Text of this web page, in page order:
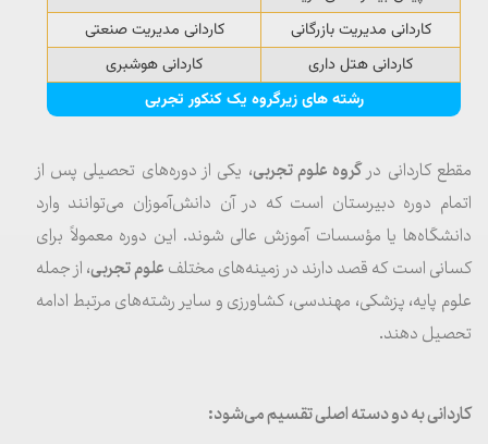
رشته های زیرگروه یک کنکور تجربی
کاردانی مدیریت بازرگانی
کاردانی مدیریت صنعتی
کاردانی هتل داری
کاردانی هوشبری
مقطع کاردانی درگروه علوم تجربی، یکی از دوره‌های تحصیلی پس از
اتمام دوره دبیرستان است که در آن دانش‌آموزان می‌توانند وارد
دانشگاه‌ها یا مؤسسات آموزش عالی شوند. این دوره معمولاً برای
کسانی است که قصد دارند در زمینه‌های مختلفعلوم تجربی، از جمله
علوم پایه، پزشکی، مهندسی، کشاورزی و سایر رشته‌های مرتبط ادامه
تحصیل دهند.
کاردانی به دو دسته اصلی تقسیم می‌شود: